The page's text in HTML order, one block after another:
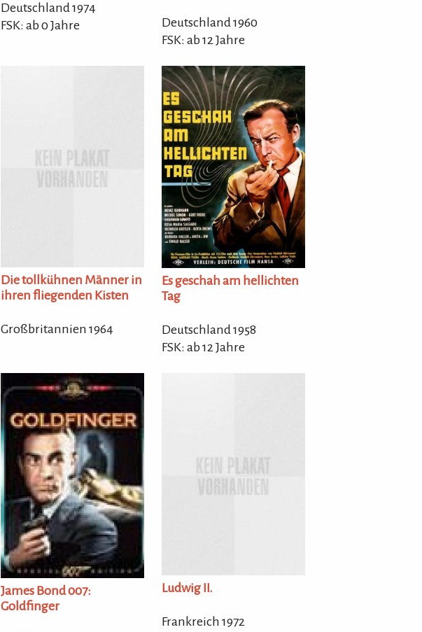
Deutschland 1974
FSK: ab 0 Jahre
Deutschland 1960
FSK: ab 12 Jahre
Die tollkühnen Männer in
ihren fliegenden Kisten
Großbritannien 1964
Es geschah am hellichten
Tag
Deutschland 1958
FSK: ab 12 Jahre
James Bond 007:
Goldfinger
Ludwig II.
Frankreich 1972